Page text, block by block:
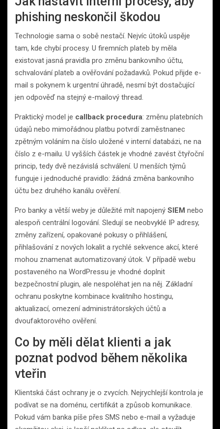
phishing neskončil škodou
Technologie sama o sobě nestačí. Nejvíc útoků uspěje
tam, kde chybí procesy. U firemních plateb by měla
existovat jasná pravidla pro změnu bankovního účtu,
schvalování plateb a ověřování požadavků. Pokud přijde e-
mail s pokynem k urgentní úhradě, nesmí být dostačující
jen odpověď na stejný e-mailový thread.
Praktický model je callback procedura: změnu platebních
údajů nebo mimořádnou platbu potvrdí zaměstnanec
zpětným voláním na číslo uložené v interní databázi, ne na
číslo z e-mailu. U vyšších částek je vhodné zavést čtyřoční
princip, tedy dvě nezávislá schválení. U menších týmů
funguje i jednoduché pravidlo: žádná změna bankovního
účtu bez druhého kanálu ověření.
Pro banky a větší weby je důležité mít napojený SIEM nebo
alespoň centrální logování. Sledují se neobvyklé IP adresy,
změny zařízení, opakované pokusy o přihlášení,
přihlašování z nových lokalit a rychlé sekvence akcí, které
mohou znamenat automatizovaný útok. V případě webu
postaveného na WordPressu je vhodné doplnit
bezpečnostní plugin, ale nespoléhat jen na něj. Základní
ochranu poskytne kombinace kvalitního hostingu,
aktualizací, omezení administrátorských účtů a
dvoufaktorového ověření.
Co by měli dělat klienti a jak
poznat podvod během několika
vteřin
Klientská část ochrany je o zvycích. Nejrychlejší kontrola je
podívat se na doménu, certifikát a způsob komunikace.
Pokud vám banka píše přes SMS nebo e-mail a vyžaduje